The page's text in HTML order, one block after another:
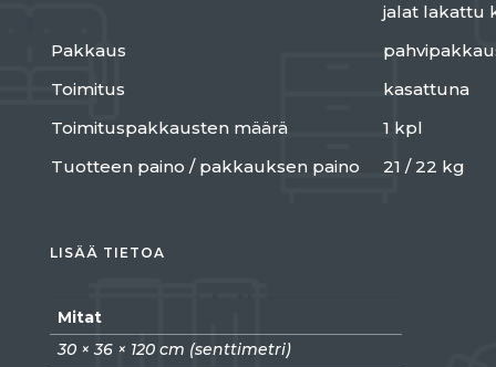
jalat lakattu
Pakkaus
Toimitus
kasattuna
Toimituspakkausten määrä
1 kpl
Tuotteen paino / pakkauksen paino
21 / 22 kg
LISÄÄ TIETOA
Mitat
30 × 36 × 120 cm (senttimetri)